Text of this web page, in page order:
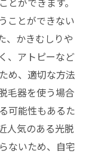
ことができない
、かきむしりや
、アトピーなど
め、適切な方法
毛器を使う場合
可能性もあるた
人気のある光脱
ないため、自宅